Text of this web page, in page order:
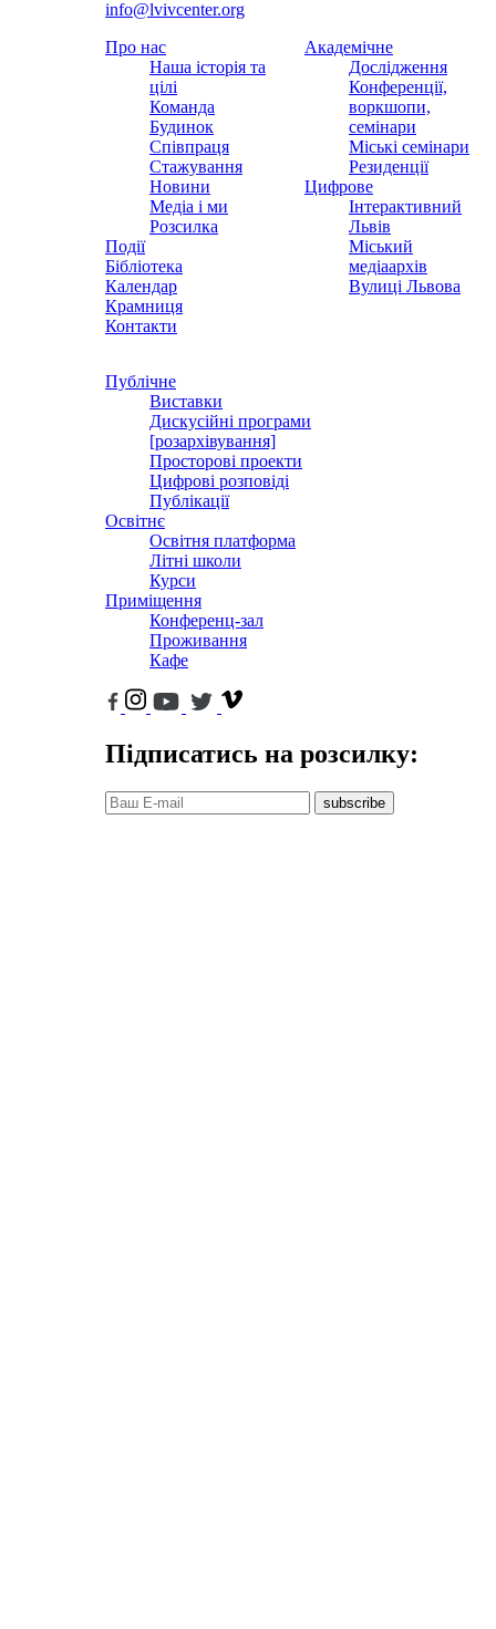
info@lvivcenter.org
Про нас
Наша історія та
цілі
Команда
Будинок
Співпраця
Стажування
Новини
Медіа і ми
Розсилка
Події
Бібліотека
Календар
Крамниця
Контакти
Академічне
Дослідження
Конференції,
воркшопи,
семінари
Міські семінари
Резиденції
Цифрове
Інтерактивний
Львів
Міський
медіаархів
Вулиці Львова
Публічне
Виставки
Дискусійні програми
[розархівування]
Просторові проекти
Цифрові розповіді
Публікації
Освітнє
Освітня платформа
Літні школи
Курси
Приміщення
Конференц-зал
Проживання
Кафе
Підписатись на розсилку:
subscribe